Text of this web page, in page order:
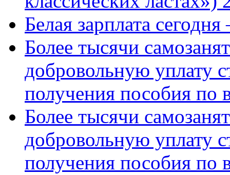
Белая зарплата
Более тысячи
добровольную уплату
получения пособия по
Более тысячи
добровольную уплату
получения пособия по